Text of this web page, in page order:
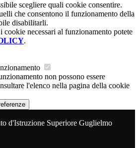
scegliere quali cookie consentire.
che consentono il funzionamento della
disabilitarli.
cookie necessari al funzionamento potete
.
non possono essere
l'elenco nella pagina della cookie
d'Istruzione Superiore Guglielmo